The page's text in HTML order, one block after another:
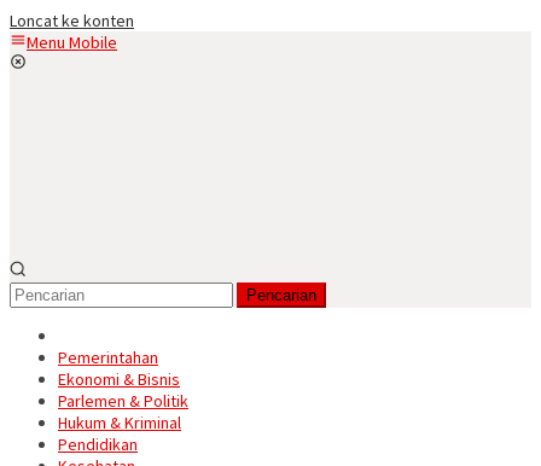
Loncat ke konten
Menu Mobile
Pencarian
Pemerintahan
Ekonomi & Bisnis
Parlemen & Politik
Hukum & Kriminal
Pendidikan